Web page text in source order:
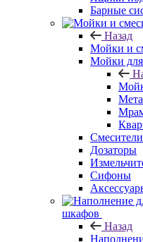
Барные
Назад
Мойки и
Мойки
Смесители
Дозаторы
Сифоны
шкафов
Назад